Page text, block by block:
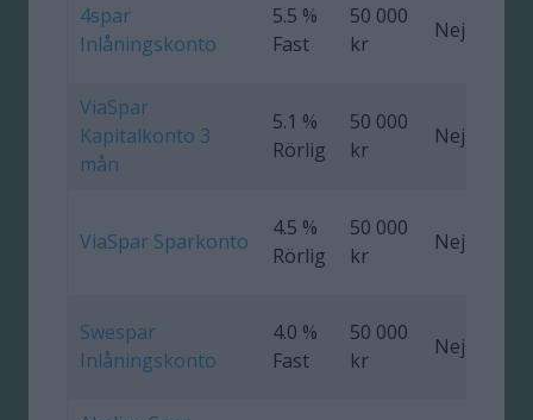
4spar
Inlåningskonto
5.5 %
Fast
50 000
kr
Nej
ViaSpar
Kapitalkonto 3
mån
5.1 %
Rörlig
50 000
kr
Nej
ViaSpar Sparkonto
4.5 %
Rörlig
50 000
kr
Nej
Swespar
Inlåningskonto
4.0 %
Fast
50 000
kr
Nej